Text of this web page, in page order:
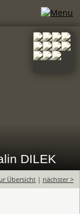
DILEK
Übersicht | nächster >